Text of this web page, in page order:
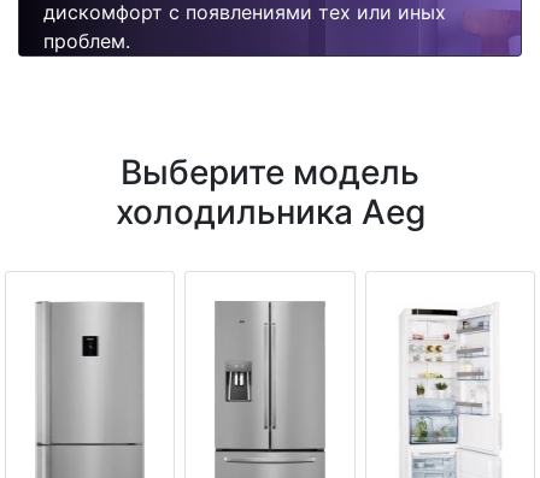
дискомфорт с появлениями тех или иных
проблем.
Выберите модель
холодильника Aeg